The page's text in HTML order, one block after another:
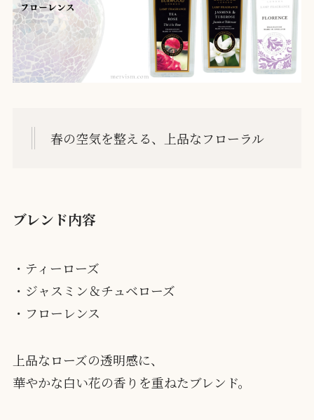
春の空気を整える、上品なフローラル
ブレンド内容
・ティーローズ
・ジャスミン＆チュベローズ
・フローレンス
上品なローズの透明感に、
華やかな白い花の香りを重ねたブレンド。